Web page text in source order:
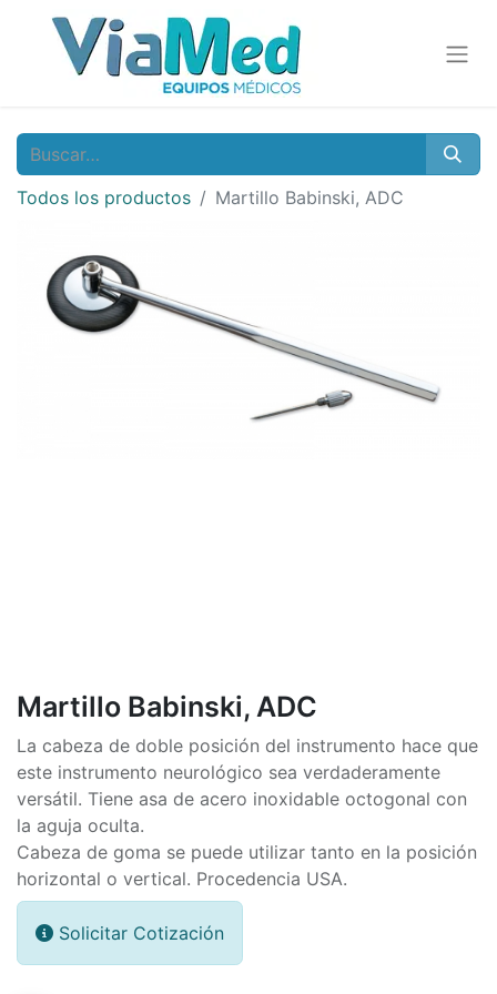
Todos los productos Martillo Babinski, ADC
Martillo Babinski, ADC
La cabeza de doble posición del instrumento hace que
este instrumento neurológico sea verdaderamente
versátil. Tiene asa de acero inoxidable octogonal con
la aguja oculta.
Cabeza de goma se puede utilizar tanto en la posición
horizontal o vertical. Procedencia USA.
Solicitar Cotización